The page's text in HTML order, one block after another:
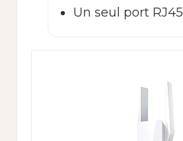
Un seul port RJ45